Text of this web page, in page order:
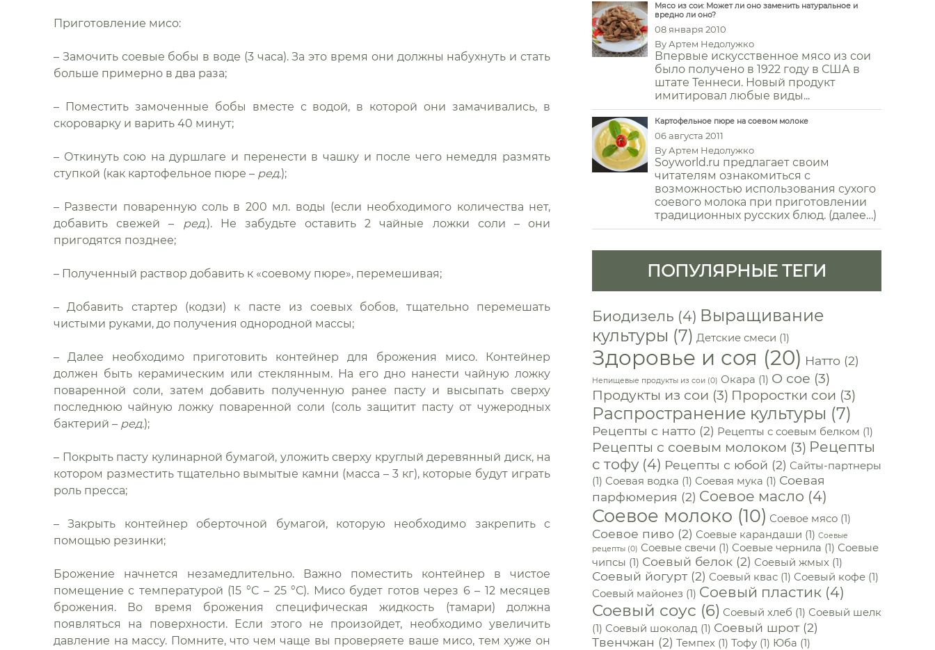
Приготовление мисо:
– Замочить соевые бобы в воде (3 часа). За это время они должны набухнуть и стать
больше примерно в два раза;
– Поместить замоченные бобы вместе с водой, в которой они замачивались, в
скороварку и варить 40 минут;
– Откинуть сою на дуршлаге и перенести в чашку и после чего немедля размять
ступкой (как картофельное пюре – ред.);
– Развести поваренную соль в 200 мл. воды (если необходимого количества нет,
добавить свежей – ред.). Не забудьте оставить 2 чайные ложки соли – они
пригодятся позднее;
– Полученный раствор добавить к «соевому пюре», перемешивая;
– Добавить стартер (кодзи) к пасте из соевых бобов, тщательно перемешать
чистыми руками, до получения однородной массы;
– Далее необходимо приготовить контейнер для брожения мисо. Контейнер
должен быть керамическим или стеклянным. На его дно нанести чайную ложку
поваренной соли, затем добавить полученную ранее пасту и высыпать сверху
последнюю чайную ложку поваренной соли (соль защитит пасту от чужеродных
бактерий – ред.);
– Покрыть пасту кулинарной бумагой, уложить сверху круглый деревянный диск, на
котором разместить тщательно вымытые камни (масса – 3 кг), которые будут играть
роль пресса;
– Закрыть контейнер оберточной бумагой, которую необходимо закрепить с
помощью резинки;
Брожение начнется незамедлительно. Важно поместить контейнер в чистое
помещение с температурой (15 °C – 25 °С). Мисо будет готов через 6 – 12 месяцев
брожения. Во время брожения специфическая жидкость (тамари) должна
появляться на поверхности. Если этого не произойдет, необходимо увеличить
давление на массу. Помните, что чем чаще вы проверяете ваше мисо, тем хуже он
Мясо из сои: Может ли оно заменить натуральное и
вредно ли оно?
08 января 2010
By Артем Недолужко
Впервые искусственное мясо из сои
было получено в 1922 году в США в
штате Теннеси. Новый продукт
имитировал любые виды...
Картофельное пюре на соевом молоке
06 августа 2011
By Артем Недолужко
Soyworld.ru предлагает своим
читателям ознакомиться с
возможностью использования сухого
соевого молока при приготовлении
традиционных русских блюд. (далее…)
ПОПУЛЯРНЫЕ ТЕГИ
Биодизель (4) Выращивание
культуры (7) Детские смеси (1)
Здоровье и соя (20) Натто(2)
Непищевые продукты из сои(0) Окара (1) О сое (3)
Продукты из сои (3) Проростки сои (3)
Распространение культуры (7)
Рецепты с натто(2) Рецепты с соевым белком (1)
Рецепты с соевым молоком (3) Рецепты
с тофу(4) Рецепты с юбой (2) Сайты-партнеры
(1) Соевая водка (1) Соевая мука (1) Соевая
парфюмерия (2) Соевое масло (4)
Соевое молоко (10) Соевое мясо(1)
Соевое пиво(2) Соевые карандаши (1) Соевые
рецепты(0) Соевые свечи (1) Соевые чернила (1) Соевые
чипсы (1) Соевый белок(2) Соевый жмых(1)
Соевый йогурт(2) Соевый квас(1) Соевый кофе(1)
Соевый майонез (1) Соевый пластик (4)
Соевый соус (6) Соевый хлеб (1) Соевый шелк
(1) Соевый шоколад (1) Соевый шрот(2)
Твенчжан (2) Темпех(1) Тофу(1) Юба (1)